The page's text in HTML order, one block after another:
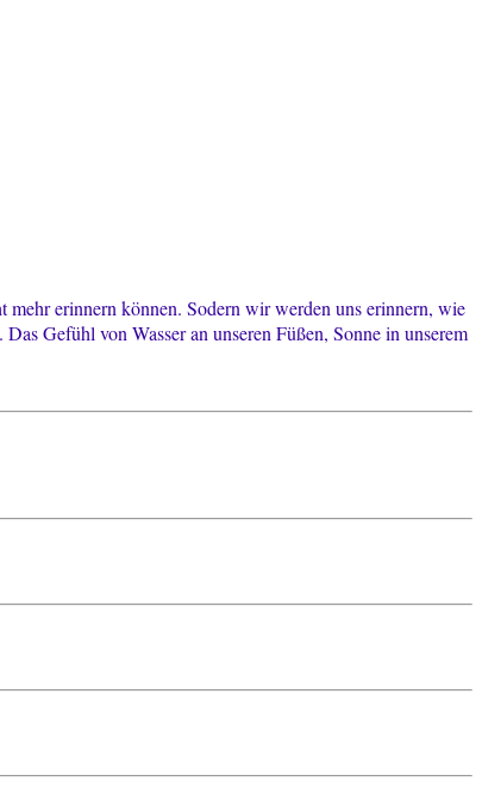
erinnern können. Sodern wir werden uns erinnern, wie
Gefühl von Wasser an unseren Füßen, Sonne in unserem